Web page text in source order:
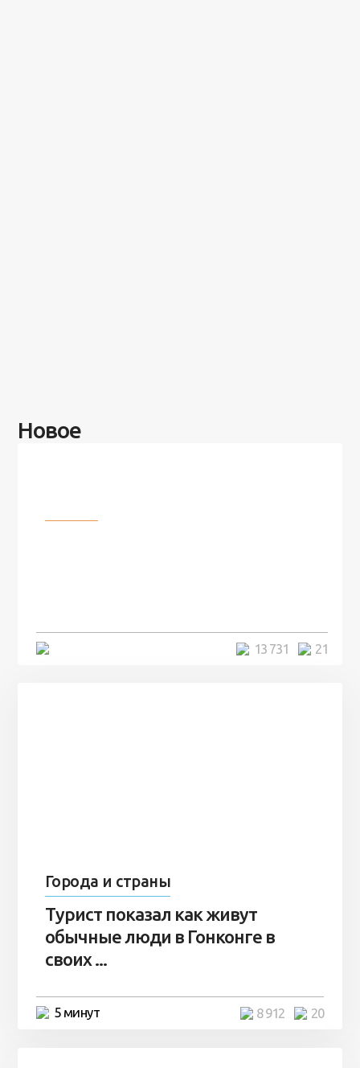
Новое
21
13 731
Города и страны
Турист показал как живут
обычные люди в Гонконге в
своих ...
5 минут 20
8 912